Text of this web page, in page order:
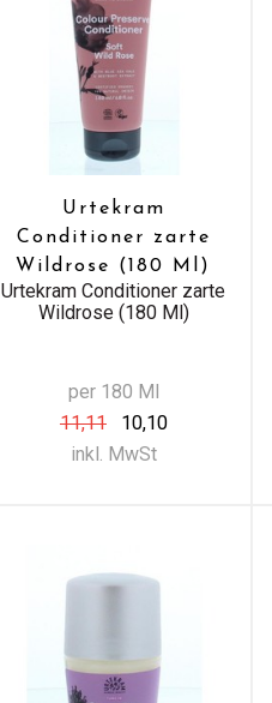
Urtekram
Conditioner zarte
Wildrose (180 Ml)
Urtekram Conditioner zarte
Wildrose (180 Ml)
per 180 Ml
11,11
10,10
inkl. MwSt